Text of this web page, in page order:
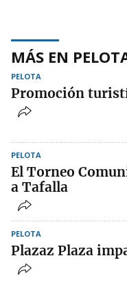
MÁS EN
PELOTA
Promoción
PELOTA
El Torneo
a Tafalla
PELOTA
Plazaz Plaza